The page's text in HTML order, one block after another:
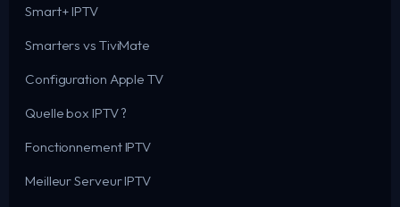
Smart+ IPTV
Smarters vs TiviMate
Configuration Apple TV
Quelle box IPTV ?
Fonctionnement IPTV
Meilleur Serveur IPTV